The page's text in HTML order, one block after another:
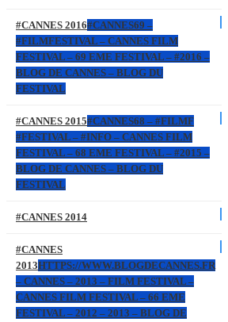
#CANNES 2016#CANNES69 –
#FILMFESTIVAL – CANNES FILM
FESTIVAL – 69 EME FESTIVAL – #2016 –
BLOG DE CANNES – BLOG DU
FESTIVAL
#CANNES 2015#CANNES68 – #FILMF
#FESTIVAL – #INFO – CANNES FILM
FESTIVAL – 68 EME FESTIVAL – #2015 –
BLOG DE CANNES – BLOG DU
FESTIVAL
#CANNES 2014
#CANNES
2013HTTPS://WWW.BLOGDECANNES.FR
– CANNES – 2013 – FILM FESTIVAL –
CANNES FILM FESTIVAL – 66 EME
FESTIVAL – 2012 – 2013 – BLOG DE